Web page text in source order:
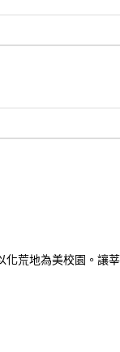
化荒地為美校園。讓莘